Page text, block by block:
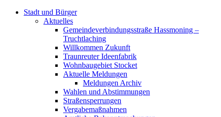
Stadt und Bürger
Aktuelles
Gemeindeverbindungsstraße Hassmoning –
Truchtlaching
Willkommen Zukunft
Traunreuter Ideenfabrik
Wohnbaugebiet Stocket
Aktuelle Meldungen
Meldungen Archiv
Wahlen und Abstimmungen
Straßensperrungen
Vergabemaßnahmen